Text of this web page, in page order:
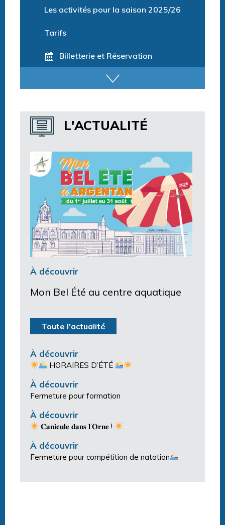
Billetterie et Réservation
Horaires espace détente
Horaires centre aquatique
L'ACTUALITÉ
À découvrir
Mon Bel Été au centre aquatique
Toute l'actualité
À découvrir
HORAIRES D’ÉTÉ
À découvrir
Fermeture pour formation
À découvrir
𝐂𝐚𝐧𝐢𝐜𝐮𝐥𝐞 𝐝𝐚𝐧𝐬 𝐥’𝐎𝐫𝐧𝐞 !
À découvrir
Fermeture pour compétition de natation